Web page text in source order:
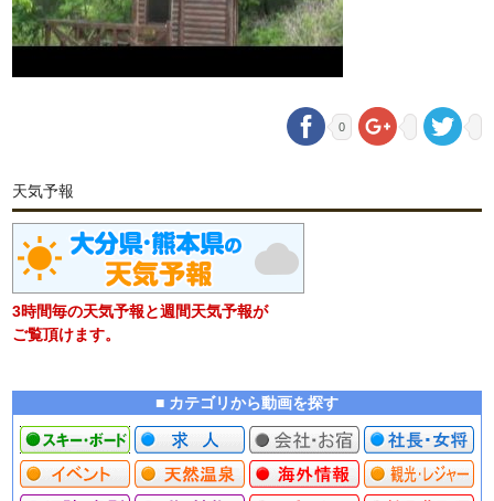
0
天気予報
3時間毎の天気予報と週間天気予報が
ご覧頂けます。
■ カテゴリから動画を探す